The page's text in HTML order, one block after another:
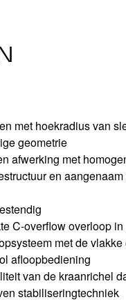
met hoekradius van
geometrie
afwerking met
en
C-overflow overloop
met de
afloopbediening
van de kraanrichel
stabiliseringtechniek